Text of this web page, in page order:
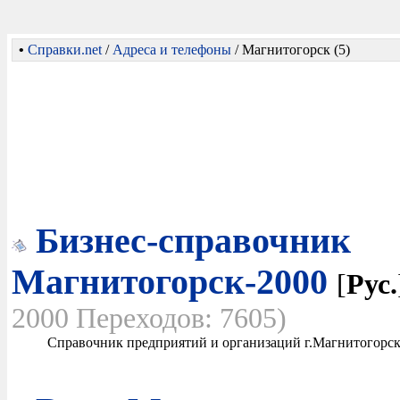
• Справки.net / Адреса и телефоны / Магнитогорск (5)
Бизнес-справочник
Магнитогорск-2000 [Рус.
2000 Переходов: 7605)
Справочник предприятий и организаций